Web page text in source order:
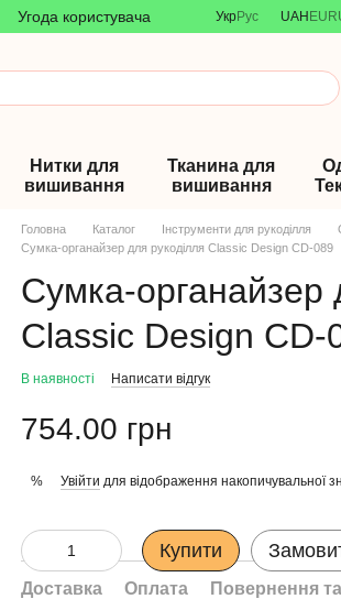
Угода користувача УкрРус UAH EUR
Нитки для
вишивання
Тканина для
вишивання
Головна Каталог Інструменти для рукоділля
Сумка-органайзер для рукоділля Classic Design CD-089
Сумка-органайзер
Classic Design CD-
В наявності Написати відгук
754.00 грн
% Увійти для відображення накопичувальної
Купити
Доставка Оплата
Повернення